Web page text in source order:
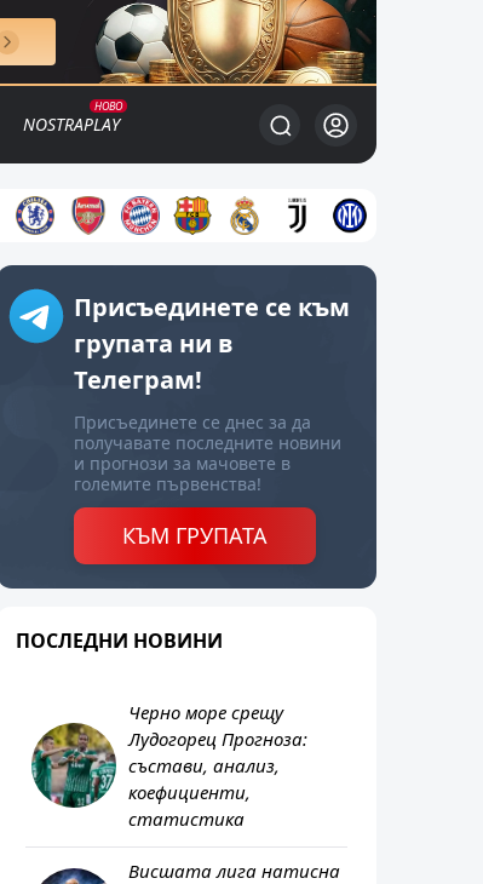
NOSTRAPLAY
Присъединете се към
групата ни в
Телеграм!
Присъединете се днес за да
получавате последните новини
и прогнози за мачовете в
големите първенства!
КЪМ ГРУПАТА
ПОСЛЕДНИ НОВИНИ
Черно море срещу
Лудогорец Прогноза:
състави, анализ,
коефициенти,
статистика
Висшата лига натисна